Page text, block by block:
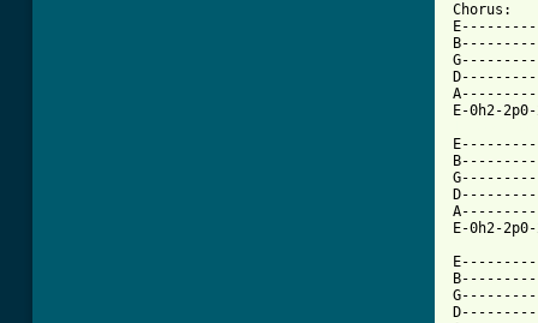
Chorus:
E-0h2-